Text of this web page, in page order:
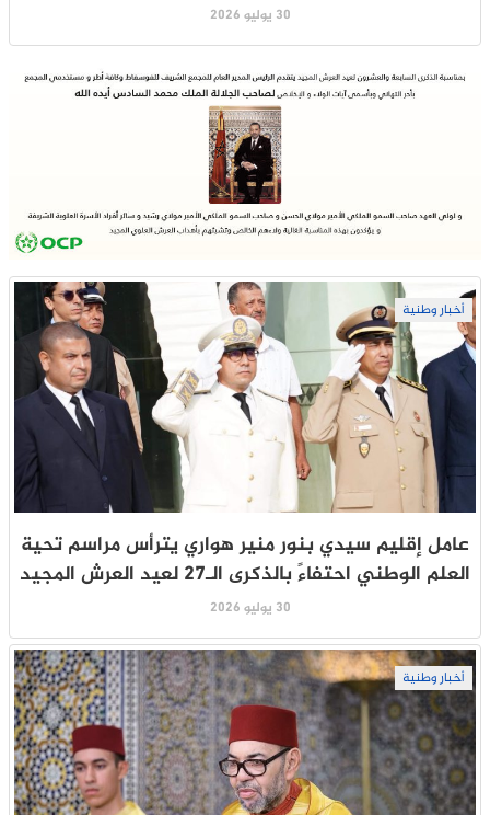
30 يوليو 2026
أخبار وطنية
عامل إقليم سيدي بنور منير هواري يترأس مراسم تحية
العلم الوطني احتفاءً بالذكرى الـ27 لعيد العرش المجيد
30 يوليو 2026
أخبار وطنية